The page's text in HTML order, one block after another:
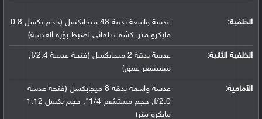
الخلفية:
عدسة واسعة بدقة 48 ميجابكسل (حجم بكسل 0.8
مايكرو متر, كشف تلقائي لضبط بؤرة العدسة)
الخلفية الثانية:
عدسة بدقة 2 ميجابكسل (فتحة عدسة f/2.4,
مستشعر عمق)
الأمامية:
عدسة واسعة بدقة 8 ميجابكسل (فتحة عدسة
f/2.0, حجم مستشعر 1/4", حجم بكسل 1.12
مايكرو متر)